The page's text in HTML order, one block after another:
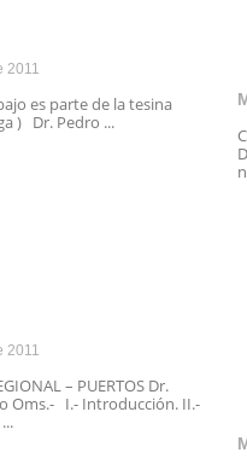
2011
es parte de la tesina
) Dr. Pedro ...
2011
– PUERTOS Dr.
Oms.- I.- Introducción. II.-